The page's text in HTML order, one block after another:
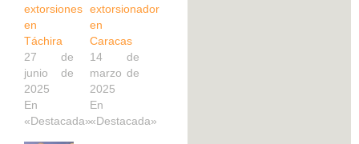
extorsiones
en
Táchira
27 de
junio de
2025
En
«Destacada»
extorsionador
en
Caracas
14 de
marzo de
2025
En
«Destacada»